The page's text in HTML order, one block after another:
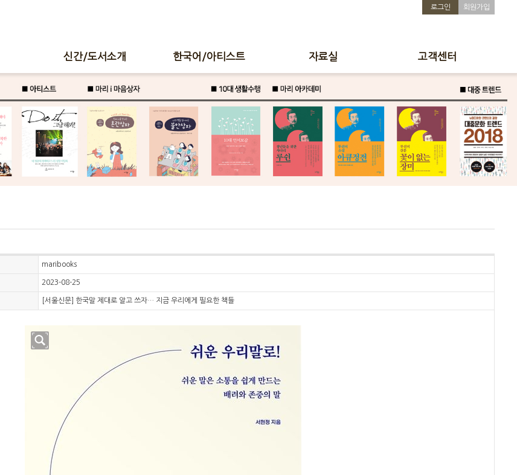
로그인 회원가입
신간/도서소개 한국어/아티스트 자료실 고객센터
maribooks
2023-08-25
[서울신문] 한국말 제대로 알고 쓰자… 지금 우리에게 필요한 책들